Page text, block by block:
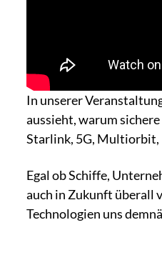
In unserer
aussieht, warum
Starlink, 5G, Multiorbit,
Egal ob Schiffe,
auch in Zukunft überall
Technologien uns